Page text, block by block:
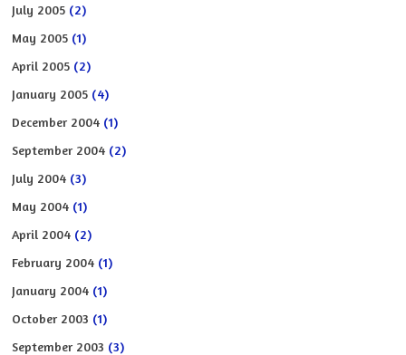
July 2005 (2)
May 2005 (1)
April 2005 (2)
January 2005 (4)
December 2004 (1)
September 2004 (2)
July 2004 (3)
May 2004 (1)
April 2004 (2)
February 2004 (1)
January 2004 (1)
October 2003 (1)
September 2003 (3)